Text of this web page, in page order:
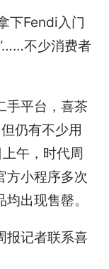
下Fendi入门
不少消费者
手平台，喜茶
仍有不少用
午，时代周
方小程序多次
出现售罄。
报记者联系喜